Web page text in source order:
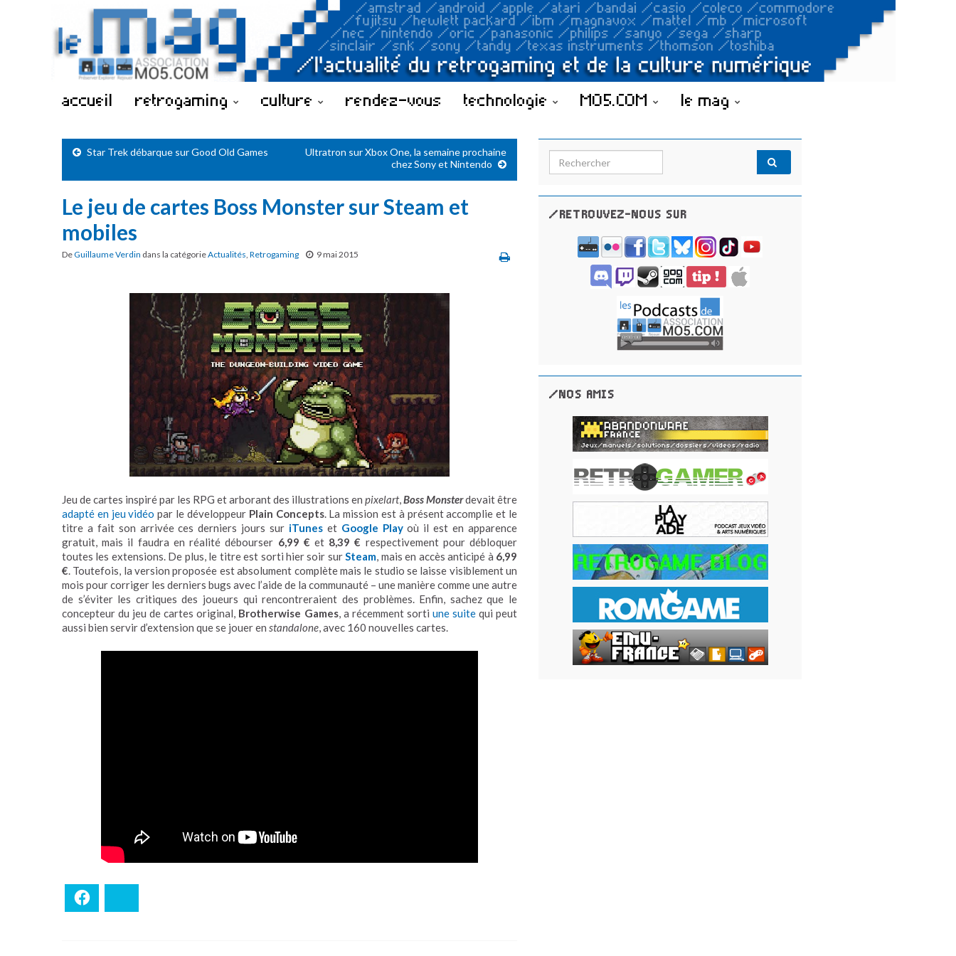
accueil retrogaming culture rendez-vous technologie MO5.COM le mag
Star Trek débarque sur Good Old Games
Ultratron sur Xbox One, la semaine prochaine
chez Sony et Nintendo
Le jeu de cartes Boss Monster sur Steam et
mobiles
DeGuillaume Verdin dans la catégorieActualités, Retrogaming 9 mai 2015
Jeu de cartes inspiré par les RPG et arborant des illustrations en pixelart,Boss Monsterdevait être
adapté en jeu vidéo par le développeur Plain Concepts. La mission est à présent accomplie et le
titre a fait son arrivée ces derniers jours sur iTuneset Google Playoù il est en apparence
gratuit, mais il faudra en réalité débourser 6,99 € et 8,39 € respectivement pour débloquer
toutes les extensions. De plus, le titre est sorti hier soir surSteam, mais en accès anticipé à 6,99
€. Toutefois, la version proposée est absolument complète mais le studio se laisse visiblement un
mois pour corriger les derniers bugs avec l’aide de la communauté – une manière comme une autre
de s’éviter les critiques des joueurs qui rencontreraient des problèmes. Enfin, sachez que le
concepteur du jeu de cartes original, Brotherwise Games, a récemment sorti une suitequi peut
aussi bien servir d’extension que se jouer en standalone, avec 160 nouvelles cartes.
Search for:
/RETROUVEZ-NOUS SUR
/NOS AMIS